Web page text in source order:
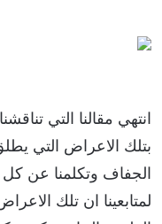
انتهي مقالنا التي
بتلك الاعراض التي
الجفاف وتكلمنا عن كل
لمتابعينا ان تلك